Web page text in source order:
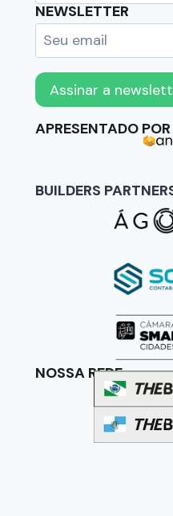
NEWSLETTER
APRESENTADO POR
BUILDERS
NOSSA REDE